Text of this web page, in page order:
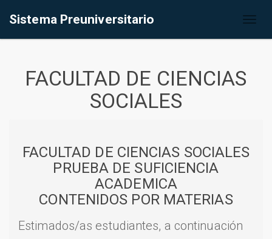
Sistema Preuniversitario
FACULTAD DE CIENCIAS
SOCIALES
FACULTAD DE CIENCIAS SOCIALES
PRUEBA DE SUFICIENCIA
ACADEMICA
CONTENIDOS POR MATERIAS
Estimados/as estudiantes, a continuación